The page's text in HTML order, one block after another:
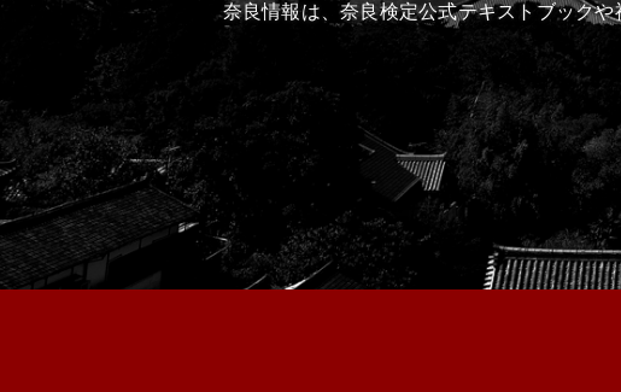
奈良情報は、奈良検定公式テキストブック